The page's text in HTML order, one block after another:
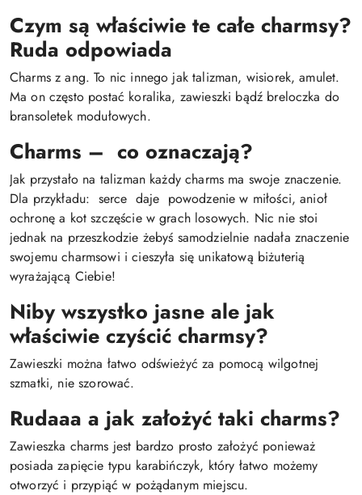
Czym są właściwie te całe charmsy?
Ruda odpowiada
Charms z ang. To nic innego jak talizman, wisiorek, amulet.
Ma on często postać koralika, zawieszki bądź breloczka do
bransoletek modułowych.
Charms – co oznaczają?
Jak przystało na talizman każdy charms ma swoje znaczenie.
Dla przykładu: serce daje powodzenie w miłości, anioł
ochronę a kot szczęście w grach losowych. Nic nie stoi
jednak na przeszkodzie żebyś samodzielnie nadała znaczenie
swojemu charmsowi i cieszyła się unikatową biżuterią
wyrażającą Ciebie!
Niby wszystko jasne ale jak
właściwie czyścić charmsy?
Zawieszki można łatwo odświeżyć za pomocą wilgotnej
szmatki, nie szorować.
Rudaaa a jak założyć taki charms?
Zawieszka charms jest bardzo prosto założyć ponieważ
posiada zapięcie typu karabińczyk, który łatwo możemy
otworzyć i przypiąć w pożądanym miejscu.